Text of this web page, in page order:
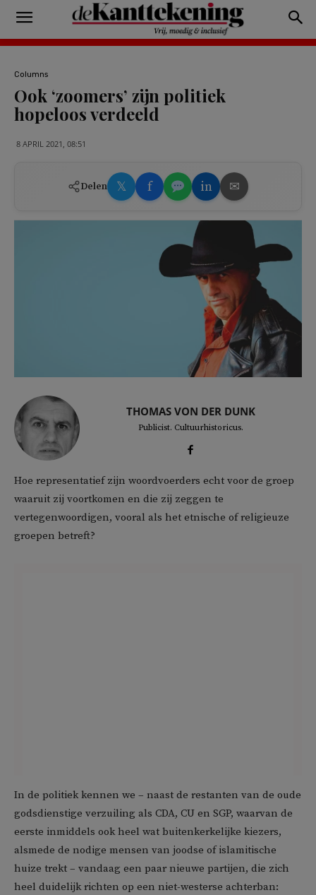
Columns
Ook ‘zoomers’ zijn politiek
hopeloos verdeeld
8 APRIL 2021, 08:51
Delen 𝕏 f in ✉
THOMAS VON DER DUNK
Publicist. Cultuurhistoricus.
Hoe representatief zijn woordvoerders echt voor de groep
waaruit zij voortkomen en die zij zeggen te
vertegenwoordigen, vooral als het etnische of religieuze
groepen betreft?
In de politiek kennen we – naast de restanten van de oude
godsdienstige verzuiling als CDA, CU en SGP, waarvan de
eerste inmiddels ook heel wat buitenkerkelijke kiezers,
alsmede de nodige mensen van joodse of islamitische
huize trekt – vandaag een paar nieuwe partijen, die zich
heel duidelijk richten op een niet-westerse achterban: